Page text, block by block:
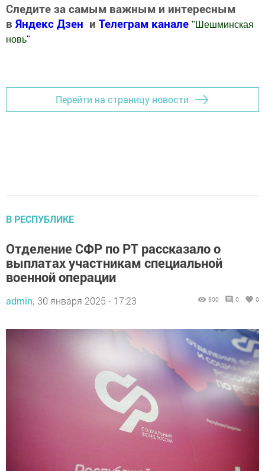
Следите за самым важным и интересным
в Яндекс Дзен и Телеграм канале " Шешминская
новь"
Перейти на страницу новости
В РЕСПУБЛИКЕ
Отделение СФР по РТ рассказало о
выплатах участникам специальной
военной операции
admin, 30 января 2025 - 17:23 600 0 0